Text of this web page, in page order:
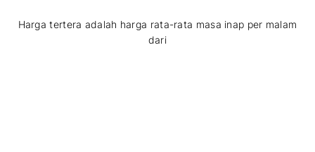
Harga tertera adalah harga rata-rata masa inap per malam
dari